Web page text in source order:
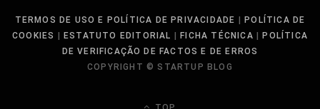
TERMOS DE USO E POLÍTICA DE PRIVACIDADE |POLÍTICA DE
COOKIES | ESTATUTO EDITORIAL |FICHA TÉCNICA |POLÍTICA
DE VERIFICAÇÃO DE FACTOS E DE ERROS
COPYRIGHT © STARTUP BLOG